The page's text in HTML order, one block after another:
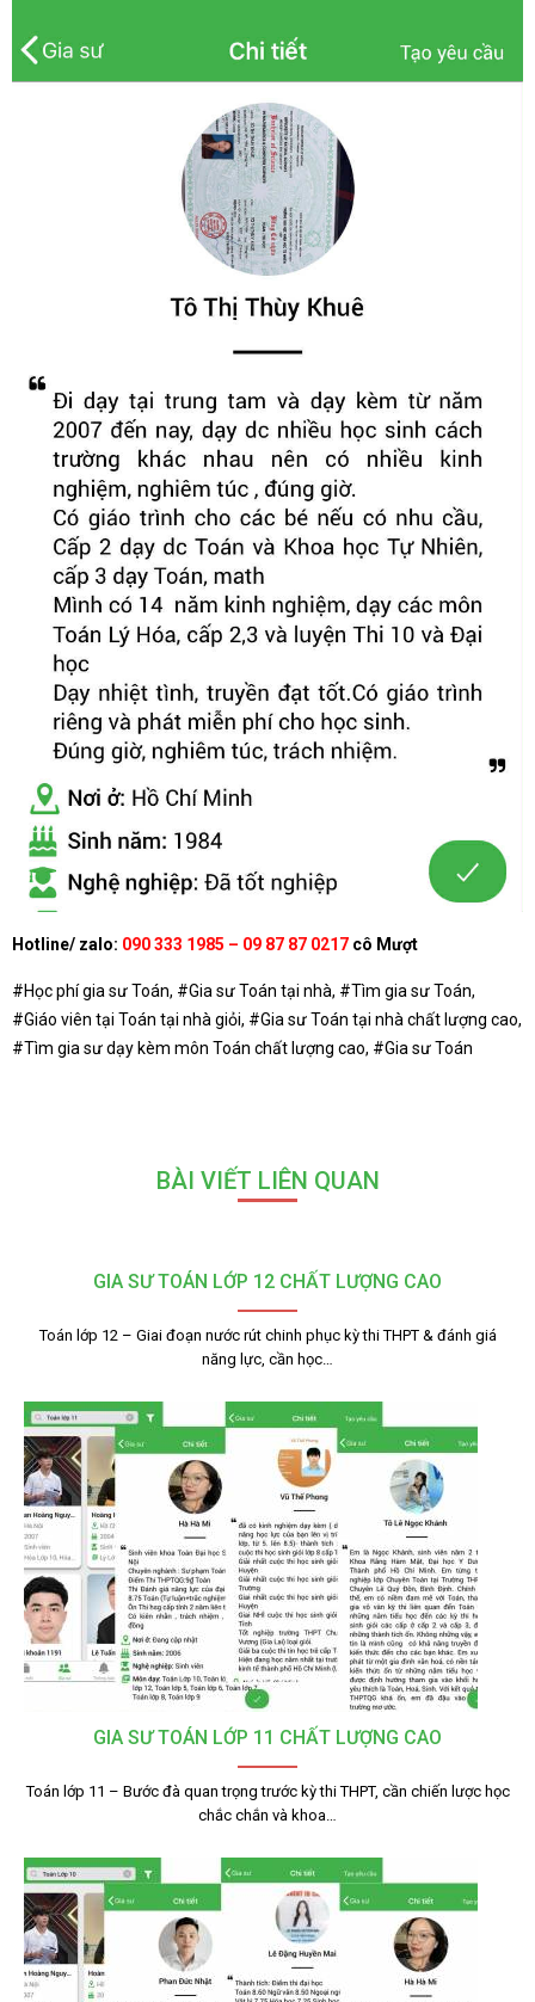
Hotline/ zalo: 090 333 1985 – 09 87 87 0217 cô Mượt
#Học phí gia sư Toán, #Gia sư Toán tại nhà, #Tìm gia sư Toán,
#Giáo viên tại Toán tại nhà giỏi, #Gia sư Toán tại nhà chất lượng cao,
#Tìm gia sư dạy kèm môn Toán chất lượng cao, #Gia sư Toán
BÀI VIẾT LIÊN QUAN
GIA SƯ TOÁN LỚP 12 CHẤT LƯỢNG CAO
Toán lớp 12 – Giai đoạn nước rút chinh phục kỳ thi THPT & đánh giá
năng lực, cần học…
GIA SƯ TOÁN LỚP 11 CHẤT LƯỢNG CAO
Toán lớp 11 – Bước đà quan trọng trước kỳ thi THPT, cần chiến lược học
chắc chắn và khoa…